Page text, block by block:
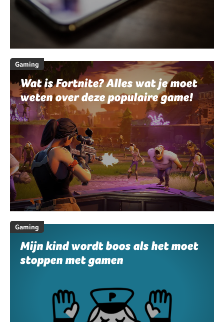
Gaming
Wat is Fortnite? Alles wat je moet
weten over deze populaire game!
Gaming
Mijn kind wordt boos als het moet
stoppen met gamen